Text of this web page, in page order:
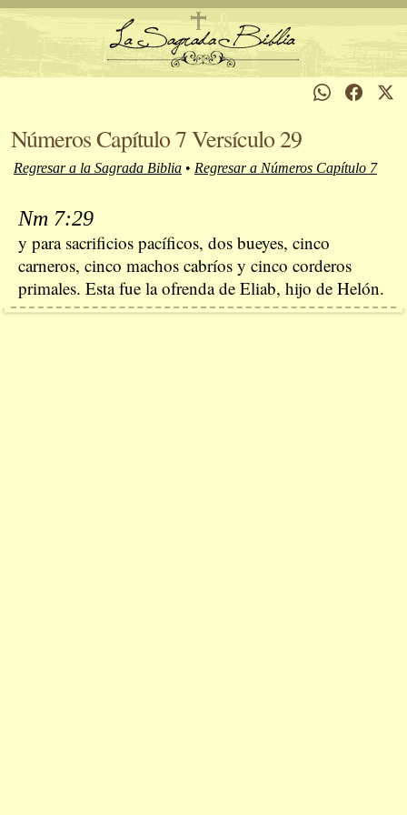
Números Capítulo 7 Versículo 29
Regresar a la Sagrada Biblia • Regresar a Números Capítulo 7
Nm 7:29
y para sacrificios pacíficos, dos bueyes, cinco
carneros, cinco machos cabríos y cinco corderos
primales. Esta fue la ofrenda de Eliab, hijo de Helón.